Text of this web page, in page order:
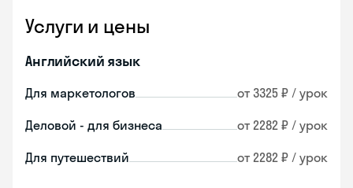
Услуги и цены
Английский язык
Для маркетологов от 3325 ₽ / урок
Деловой - для бизнеса от 2282 ₽ / урок
Для путешествий от 2282 ₽ / урок